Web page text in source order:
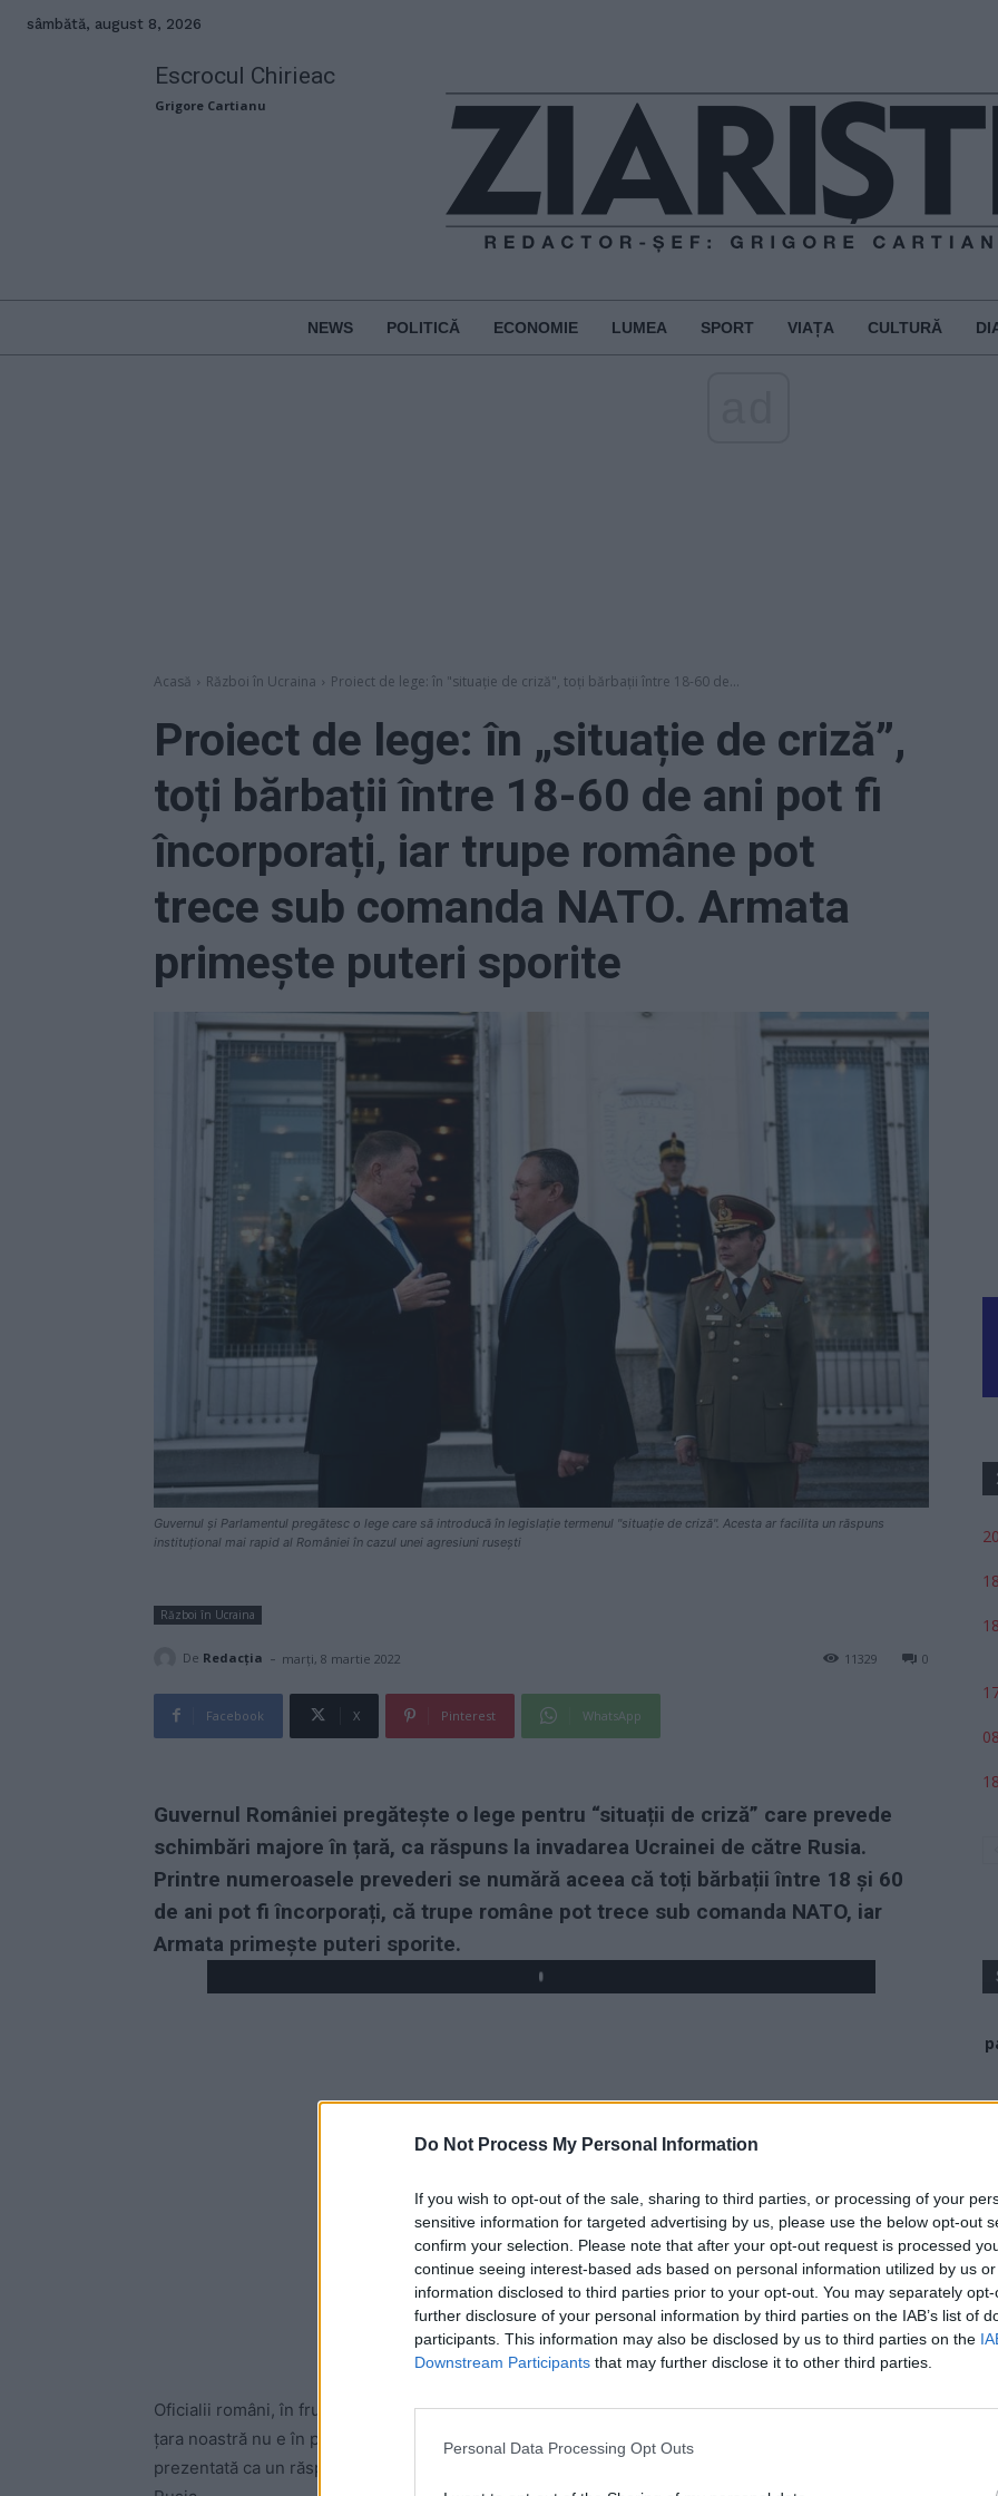
Do Not Process My Personal Information
If you wish to opt-out of the sale, sharing to third parties, or processing of your
sensitive information for targeted advertising by us, please use the below opt-out
confirm your selection. Please note that after your opt-out request is processed
continue seeing interest-based ads based on personal information utilized by us
information disclosed to third parties prior to your opt-out. You may separately
further disclosure of your personal information by third parties on the IAB’s list of
participants. This information may also be disclosed by us to third parties on the
Downstream Participants that may further disclose it to other third parties.
Personal Data Processing Opt Outs
sâmbătă, august 8, 2026
Escrocul Chirieac
Grigore Cartianu
NEWS POLITICĂ ECONOMIE LUMEA SPORT VIAȚA CULTURĂ
Acasă Război în Ucraina Proiect de lege: în "situație de criză", toți bărbații între 18-60 de...
Proiect de lege: în „situație de criză”,
toți bărbații între 18-60 de ani pot fi
încorporați, iar trupe române pot
trece sub comanda NATO. Armata
primește puteri sporite
Guvernul și Parlamentul pregătesc o lege care să introducă în legislație termenul "situație de criză". Acesta ar facilita un răspuns
instituțional mai rapid al României în cazul unei agresiuni rusești
Război în Ucraina
De Redacţia - marți, 8 martie 2022 0
11329
Facebook X Pinterest WhatsApp
Guvernul României pregătește o lege pentru “situații de criză” care prevede
schimbări majore în țară, ca răspuns la invadarea Ucrainei de către Rusia.
Printre numeroasele prevederi se numără aceea că toți bărbații între 18 și 60
de ani pot fi încorporați, că trupe române pot trece sub comanda NATO, iar
Armata primește puteri sporite.
Oficialii români, în frunte cu președintele Iohannis și premierul Ciucă, au dat repetate asigurări că
țara noastră nu e în pericol și nu va intra în război cu Rusia. Legea pentru situații de criză este
prezentată ca un răspuns la criza refugiaților din Ucraina și evoluțiile din țara vecină atacată de